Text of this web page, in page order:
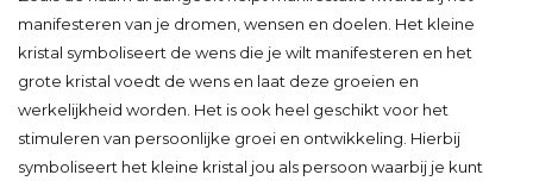
manifesteren van je dromen, wensen en doelen. Het kleine
kristal symboliseert de wens die je wilt manifesteren en het
grote kristal voedt de wens en laat deze groeien en
werkelijkheid worden. Het is ook heel geschikt voor het
stimuleren van persoonlijke groei en ontwikkeling. Hierbij
symboliseert het kleine kristal jou als persoon waarbij je kunt